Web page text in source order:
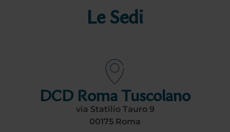
Le Sedi
DCD Roma Tuscolano
via Statilio Tauro 9
00175 Roma